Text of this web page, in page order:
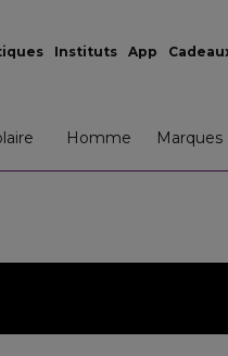
Instituts App
Homme Marques